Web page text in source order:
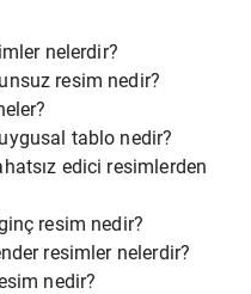
nelerdir?
resim nedir?
tablo nedir?
edici resimlerden
resim nedir?
resimler nelerdir?
nedir?